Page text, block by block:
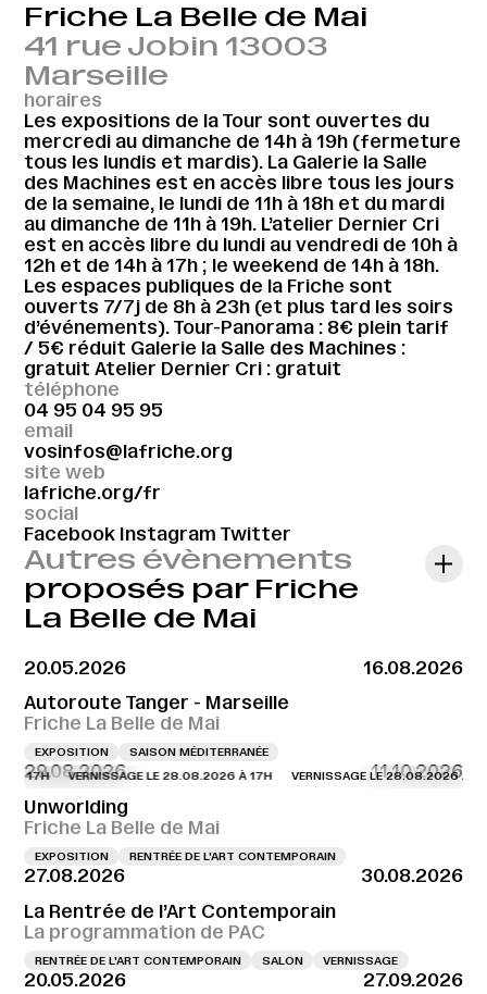
Friche La Belle de Mai
41 rue Jobin 13003
Marseille
horaires
Les expositions de la Tour sont ouvertes du
mercredi au dimanche de 14h à 19h (fermeture
tous les lundis et mardis). La Galerie la Salle
des Machines est en accès libre tous les jours
de la semaine, le lundi de 11h à 18h et du mardi
au dimanche de 11h à 19h. L’atelier Dernier Cri
est en accès libre du lundi au vendredi de 10h à
12h et de 14h à 17h ; le weekend de 14h à 18h.
Les espaces publiques de la Friche sont
ouverts 7/7j de 8h à 23h (et plus tard les soirs
d’événements). Tour-Panorama : 8€ plein tarif
/ 5€ réduit Galerie la Salle des Machines :
gratuit Atelier Dernier Cri : gratuit
téléphone
04 95 04 95 95
email
vosinfos@lafriche.org
site web
lafriche.org/fr
social
Facebook Instagram Twitter
Autres évènements
proposés par Friche
La Belle de Mai
20.05.2026
16.08.2026
Autoroute Tanger - Marseille
Friche La Belle de Mai
EXPOSITION SAISON MÉDITERRANÉE
29.08.2026 11.10.2026
À 17H VERNISSAGE LE 28.08.2026 À 17H VERNISSAGE LE 28.08.2026 À
Unworlding
Friche La Belle de Mai
EXPOSITION RENTRÉE DE L'ART CONTEMPORAIN
27.08.2026
30.08.2026
La Rentrée de l’Art Contemporain
La programmation de PAC
RENTRÉE DE L'ART CONTEMPORAIN SALON VERNISSAGE
20.05.2026
27.09.2026